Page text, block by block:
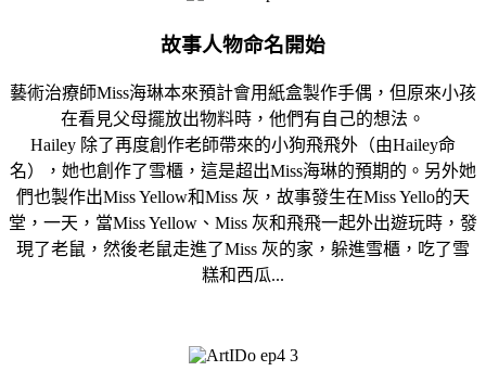
故事人物命名開始
藝術治療師Miss海琳本來預計會用紙盒製作手偶，但原來小孩
在看見父母擺放出物料時，他們有自己的想法。
Hailey 除了再度創作老師帶來的小狗飛飛外（由Hailey命
名），她也創作了雪櫃，這是超出Miss海琳的預期的。另外她
們也製作出Miss Yellow和Miss 灰，故事發生在Miss Yello的天
堂，一天，當Miss Yellow、Miss 灰和飛飛一起外出遊玩時，發
現了老鼠，然後老鼠走進了Miss 灰的家，躲進雪櫃，吃了雪
糕和西瓜...